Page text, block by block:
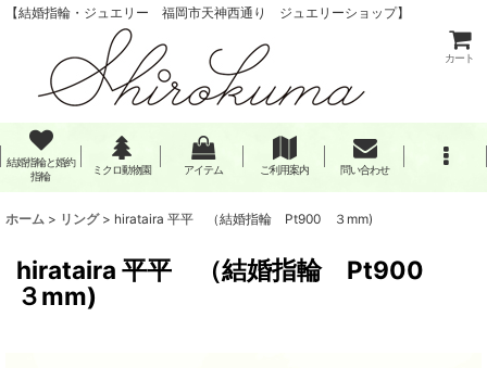
【結婚指輪・ジュエリー 福岡市天神西通り ジュエリーショップ】
カート
結婚指輪と婚約
指輪
ミクロ動物園 アイテム ご利用案内 問い合わせ
ホーム > リング > hirataira 平平 （結婚指輪 Pt900 ３mm)
hirataira 平平 （結婚指輪 Pt900
３mm)